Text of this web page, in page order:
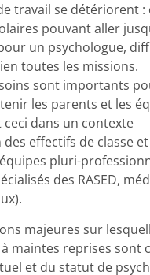
travail se détériorent :
pouvant aller
un psychologue,
toutes les missions.
sont importants
les parents et les
ceci dans un contexte
des effectifs de classe
pluri-
des RASED,
majeures sur
maintes reprises sont
et du statut de